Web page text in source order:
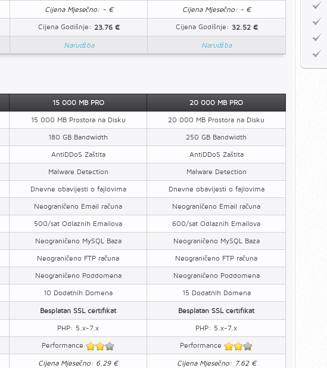
Narudžba Narudžba
Cijena Mjesečno: - €
Cijena Mjesečno: - €
Cijena Godišnje: 23.76 € Cijena Godišnje: 32.52 €
15 000 MB PRO 20 000 MB PRO
15 000 MB Prostora na Disku
20 000 MB Prostora na Disku
180 GB Bandwidth
250 GB Bandwidth
AntiDDoS Zaštita
AntiDDoS Zaštita
Malware Detection
Malware Detection
Dnevne obavijesti o fajlovima
Dnevne obavijesti o fajlovima
Neograničeno Email računa
Neograničeno Email računa
500/sat Odlaznih Emailova
600/sat Odlaznih Emailova
Neograničeno MySQL Baza
Neograničeno MySQL Baza
Neograničeno FTP računa
Neograničeno FTP računa
Neograničeno Poddomena
Neograničeno Poddomena
10 Dodatnih Domena
15 Dodatnih Domena
Besplatan SSL certifikat
Besplatan SSL certifikat
PHP: 5.x-7.x
PHP: 5.x-7.x
Performance
Performance
Cijena Mjesečno: 6.29 €
Cijena Mjesečno: 7.62 €